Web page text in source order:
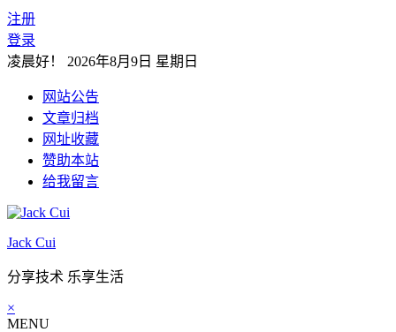
注册
登录
凌晨好！ 2026年8月9日 星期日
网站公告
文章归档
网址收藏
赞助本站
给我留言
Jack Cui
分享技术 乐享生活
×
MENU